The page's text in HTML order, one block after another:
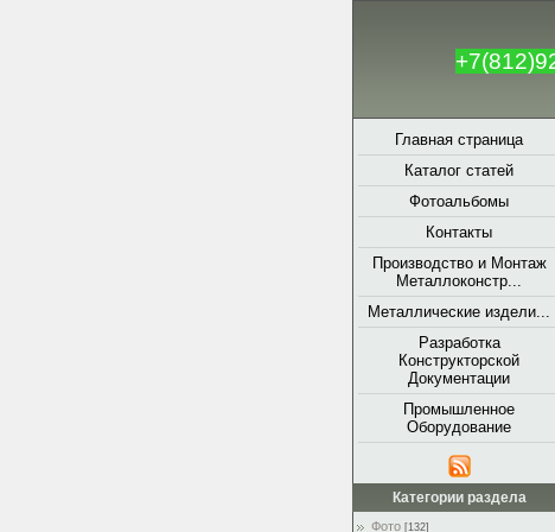
Главная страница
Каталог статей
Фотоальбомы
Контакты
Производство и Монтаж
Металлоконстр...
Металлические издели...
Разработка
Конструкторской
Документации
Промышленное
Оборудование
Категории раздела
Фото [132]